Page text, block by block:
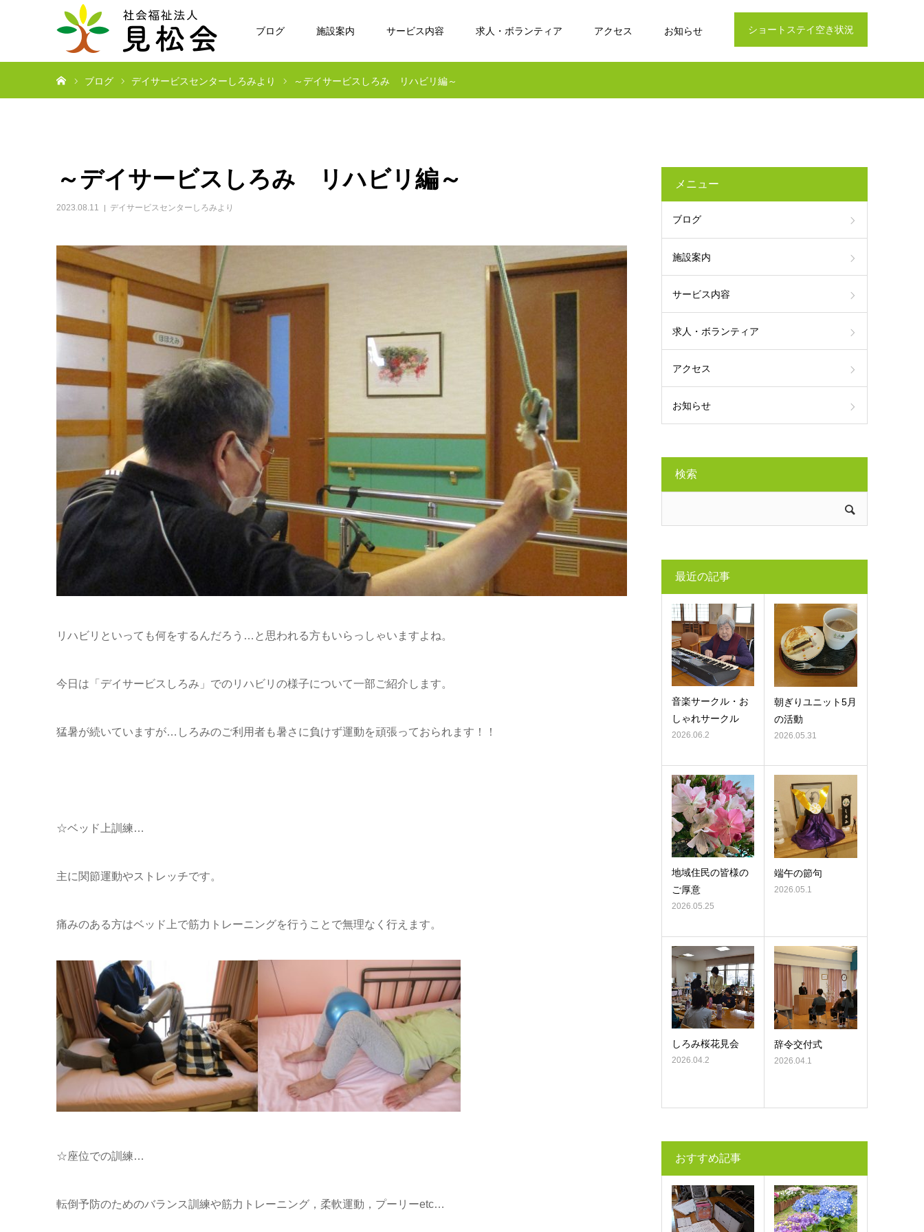
ショートステイ空き状況
ブログ 施設案内 サービス内容 求人・ボランティア アクセス お知らせ
ブログ デイサービスセンターしろみより ～デイサービスしろみ リハビリ編～
～デイサービスしろみ リハビリ編～
2023.08.11 デイサービスセンターしろみより
リハビリといっても何をするんだろう…と思われる方もいらっしゃいますよね。
今日は「デイサービスしろみ」でのリハビリの様子について一部ご紹介します。
猛暑が続いていますが…しろみのご利用者も暑さに負けず運動を頑張っておられます！！
☆ベッド上訓練…
主に関節運動やストレッチです。
痛みのある方はベッド上で筋力トレーニングを行うことで無理なく行えます。
☆座位での訓練…
転倒予防のためのバランス訓練や筋力トレーニング，柔軟運動，プーリーetc…
メニュー
ブログ
施設案内
サービス内容
求人・ボランティア
アクセス
お知らせ
検索
最近の記事
音楽サークル・お
しゃれサークル
2026.06.2
朝ぎりユニット5月
の活動
2026.05.31
地域住民の皆様の
ご厚意
2026.05.25
端午の節句
2026.05.1
しろみ桜花見会
2026.04.2
辞令交付式
2026.04.1
おすすめ記事